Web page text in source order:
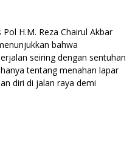
H.M. Reza Chairul Akbar
bahwa
seiring dengan sentuhan
tentang menahan lapar
diri di jalan raya demi